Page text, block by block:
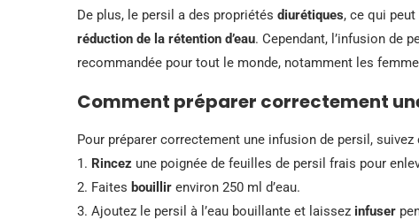
De plus, le persil a des propriétés diurétiques, ce qui
réduction de la rétention d’eau. Cependant, l’infusion de
recommandée pour tout le monde, notamment les
Comment préparer correctement
Pour préparer correctement une infusion de persil,
1. Rincez une poignée de feuilles de persil frais pour
2. Faites bouillir environ 250 ml d’eau.
3. Ajoutez le persil à l’eau bouillante et laissez infuser